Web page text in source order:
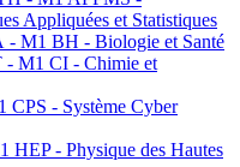
Appliquées et Statistiques
M1 BH - Biologie et Santé
M1 CI - Chimie et
CPS - Système Cyber
HEP - Physique des Hautes